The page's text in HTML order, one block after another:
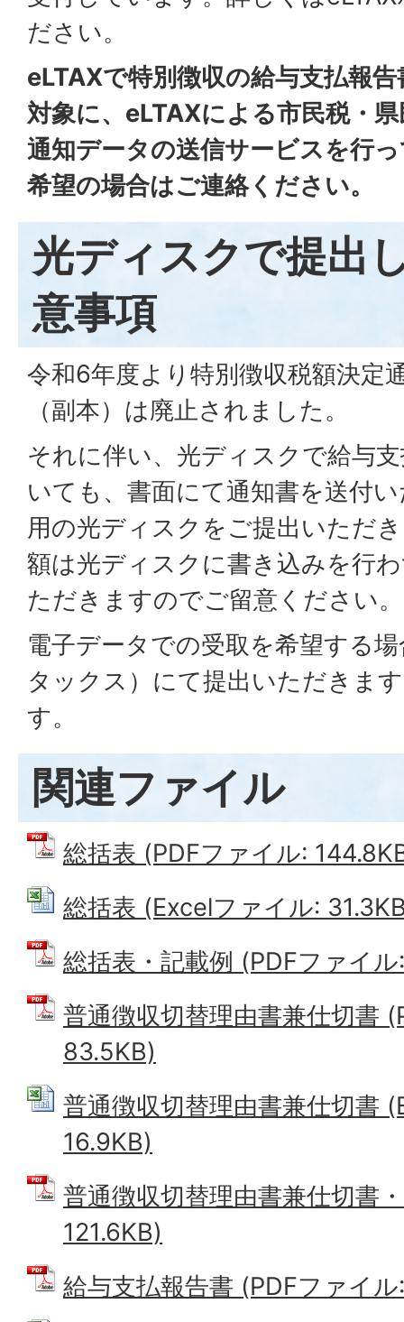
ださい。
eLTAXで特別徴収の給与支払報
対象に、eLTAXによる市民税・
通知データの送信サービスを行
希望の場合はご連絡ください。
光ディスクで提出
意事項
令和6年度より特別徴収税額決定
（副本）は廃止されました。
それに伴い、光ディスクで給与
いても、書面にて通知書を送付
用の光ディスクをご提出いただ
額は光ディスクに書き込みを行
ただきますのでご留意ください。
電子データでの受取を希望する
タックス）にて提出いただきま
す。
関連ファイル
総括表 (PDFファイル:
総括表 (Excelファイル:
総括表・記載例 (PDFファイ
普通徴収切替理由書兼仕切書
83.5KB)
普通徴収切替理由書兼仕切書
16.9KB)
普通徴収切替理由書兼仕切書
121.6KB)
給与支払報告書 (PDFファイ